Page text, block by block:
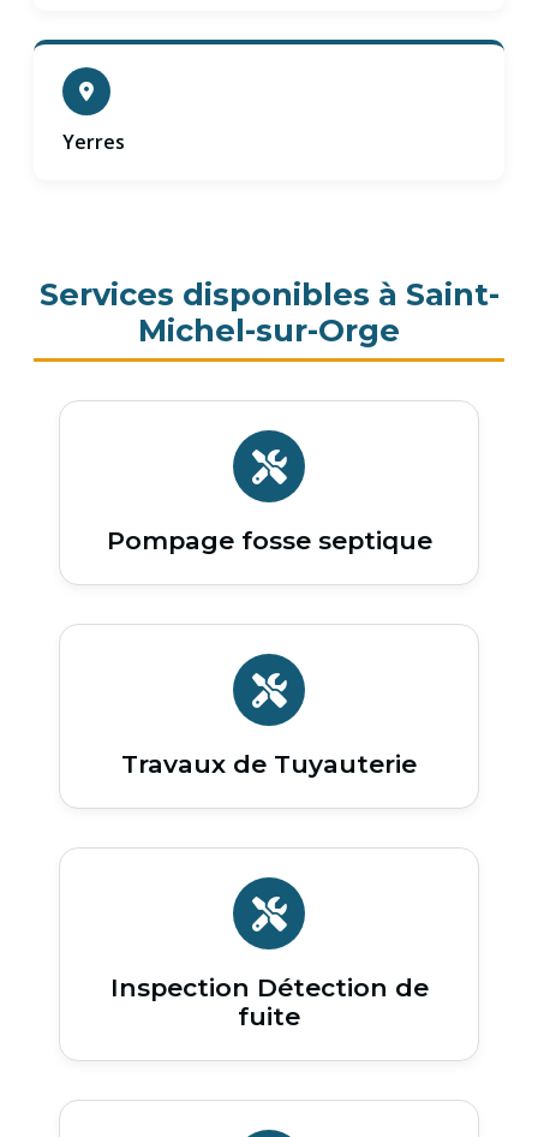
Yerres
Services disponibles à Saint-
Michel-sur-Orge
Pompage fosse septique
Travaux de Tuyauterie
Inspection Détection de
fuite